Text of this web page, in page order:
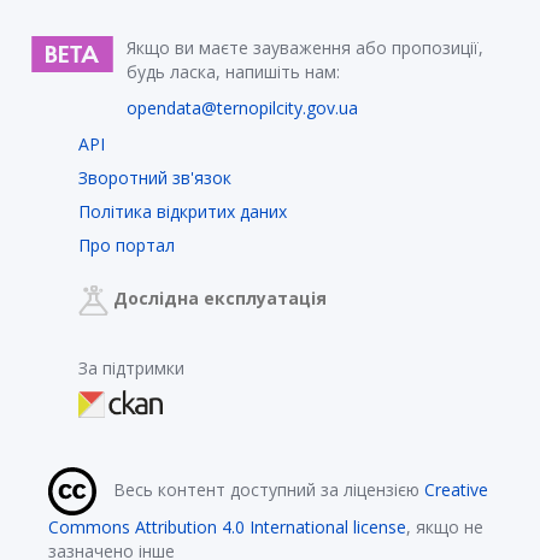
Якщо ви маєте зауваження або пропозиції,
будь ласка, напишіть нам:
opendata@ternopilcity.gov.ua
API
Зворотний зв'язок
Політика відкритих даних
Про портал
Дослідна експлуатація
За підтримки
Весь контент доступний за ліцензією Creative
Commons Attribution 4.0 International license, якщо не
зазначено інше